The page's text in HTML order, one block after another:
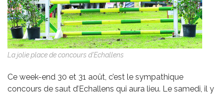
La jolie place de concours d'Echallens
Ce week-end 30 et 31 août, c’est le sympathique
concours de saut d’Echallens qui aura lieu. Le samedi, il y